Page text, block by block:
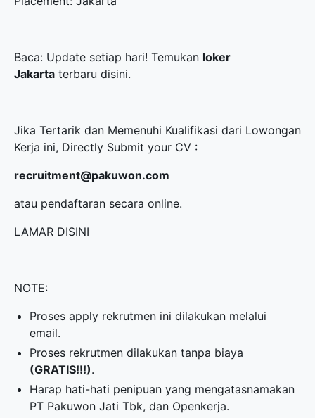
Baca: Update setiap hari! Temukan loker
Jakarta terbaru disini.
Jika Tertarik dan Memenuhi Kualifikasi dari Lowongan
Kerja ini, Directly Submit your CV :
recruitment@pakuwon.com
atau pendaftaran secara online.
LAMAR DISINI
NOTE:
Proses apply rekrutmen ini dilakukan melalui
email.
Proses rekrutmen dilakukan tanpa biaya
(GRATIS!!!).
Harap hati-hati penipuan yang mengatasnamakan
PT Pakuwon Jati Tbk, dan Openkerja.